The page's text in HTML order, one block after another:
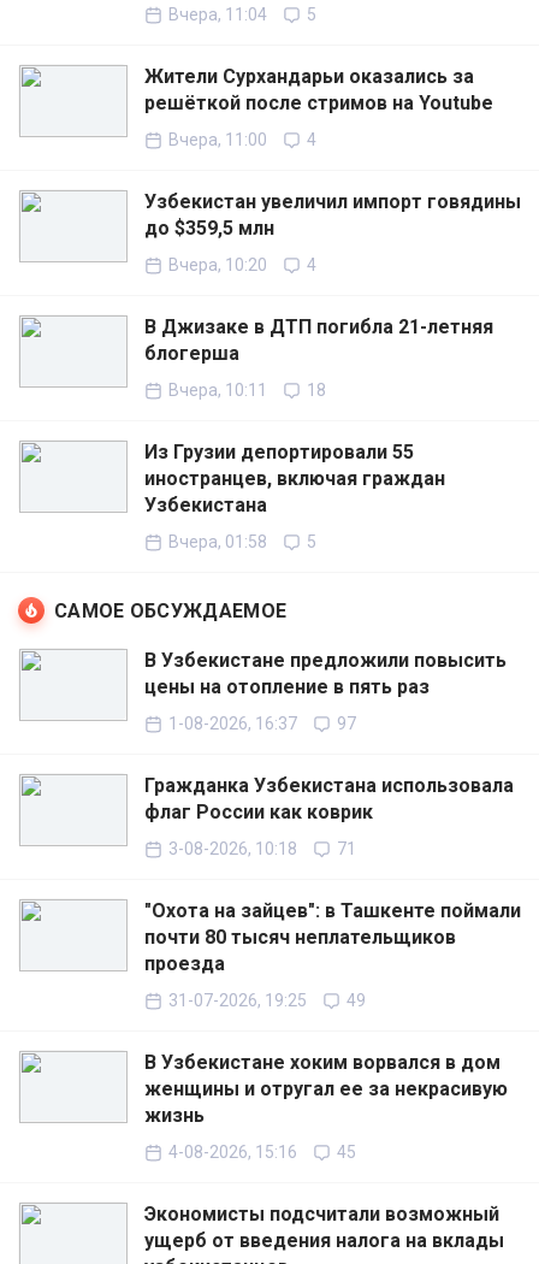
Вчера, 11:04 5
Жители Сурхандарьи оказались за
решёткой после стримов на Youtube
Вчера, 11:00 4
Узбекистан увеличил импорт говядины
до $359,5 млн
Вчера, 10:20 4
В Джизаке в ДТП погибла 21-летняя
блогерша
Вчера, 10:11 18
Из Грузии депортировали 55
иностранцев, включая граждан
Узбекистана
Вчера, 01:58 5
САМОЕ ОБСУЖДАЕМОЕ
В Узбекистане предложили повысить
цены на отопление в пять раз
1-08-2026, 16:37 97
Гражданка Узбекистана использовала
флаг России как коврик
3-08-2026, 10:18 71
"Охота на зайцев": в Ташкенте поймали
почти 80 тысяч неплательщиков
проезда
31-07-2026, 19:25 49
В Узбекистане хоким ворвался в дом
женщины и отругал ее за некрасивую
жизнь
4-08-2026, 15:16 45
Экономисты подсчитали возможный
ущерб от введения налога на вклады